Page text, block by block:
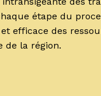
étape du
efficace des
de la région.